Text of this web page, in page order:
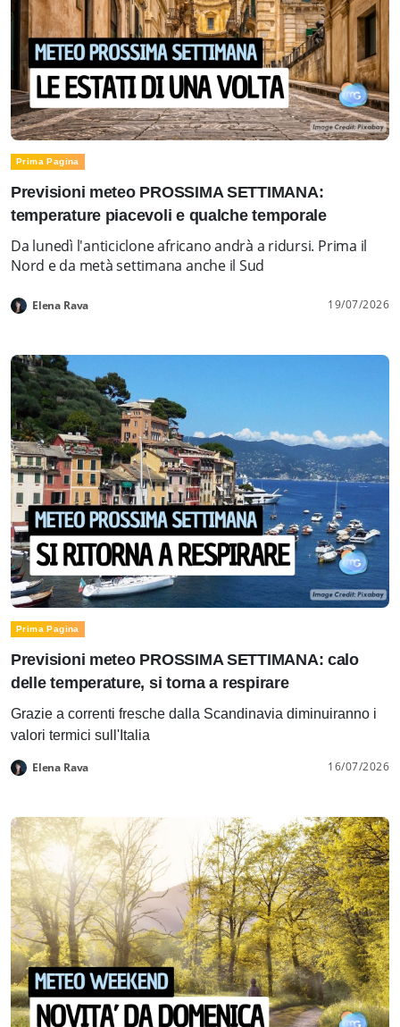
Prima Pagina
Previsioni meteo PROSSIMA SETTIMANA:
temperature piacevoli e qualche temporale
Da lunedì l'anticiclone africano andrà a ridursi. Prima il
Nord e da metà settimana anche il Sud
Elena Rava 19/07/2026
Prima Pagina
Previsioni meteo PROSSIMA SETTIMANA: calo
delle temperature, si torna a respirare
Grazie a correnti fresche dalla Scandinavia diminuiranno i
valori termici sull'Italia
Elena Rava 16/07/2026